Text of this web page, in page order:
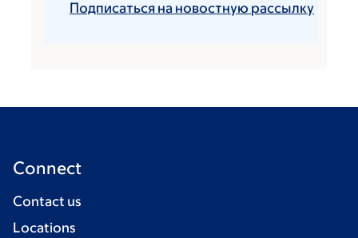
Подписаться на новостную рассылку
Connect
Contact us
Locations